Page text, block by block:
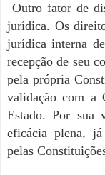
Outro fator de
jurídica. Os
jurídica interna
recepção de seu
pela própria
validação com a
Estado. Por sua
eficácia plena,
pelas